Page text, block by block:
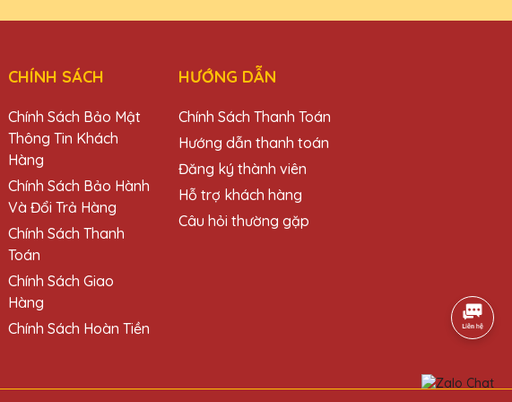
rất hài lòng với sản phẩm.
trọng với những chiếc cúp pha lê đẹp mắt.
CHÍNH SÁCH
Chính Sách Bảo Mật
Thông Tin Khách
Hàng
Chính Sách Bảo Hành
Và Đổi Trả Hàng
Chính Sách Thanh
Toán
Chính Sách Giao
Hàng
Chính Sách Hoàn Tiền
HƯỚNG DẪN
Chính Sách Thanh Toán
Hướng dẫn thanh toán
Đăng ký thành viên
Hỗ trợ khách hàng
Câu hỏi thường gặp